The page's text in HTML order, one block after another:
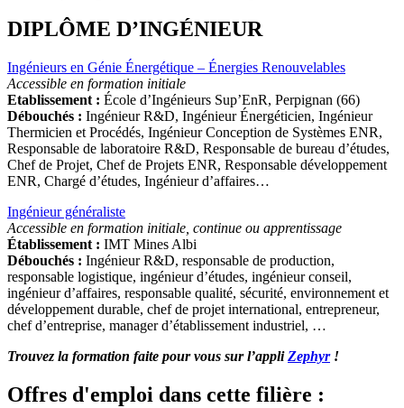
DIPLÔME D’INGÉNIEUR
Ingénieurs en Génie Énergétique – Énergies Renouvelables
Accessible en formation initiale
Etablissement : École d’Ingénieurs Sup’EnR, Perpignan (66)
Débouchés : Ingénieur R&D, Ingénieur Énergéticien, Ingénieur
Thermicien et Procédés, Ingénieur Conception de Systèmes ENR,
Responsable de laboratoire R&D, Responsable de bureau d’études,
Chef de Projet, Chef de Projets ENR, Responsable développement
ENR, Chargé d’études, Ingénieur d’affaires…
Ingénieur généraliste
Accessible en formation initiale, continue ou apprentissage
Établissement : IMT Mines Albi
Débouchés : Ingénieur R&D, responsable de production,
responsable logistique, ingénieur d’études, ingénieur conseil,
ingénieur d’affaires, responsable qualité, sécurité, environnement et
développement durable, chef de projet international, entrepreneur,
chef d’entreprise, manager d’établissement industriel, …
Trouvez la formation faite pour vous sur l’appliZephyr !
Offres d'emploi dans cette filière :